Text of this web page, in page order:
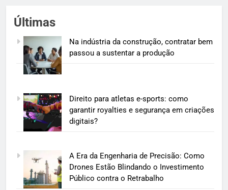
Últimas
Na indústria da construção, contratar bem
passou a sustentar a produção
Direito para atletas e-sports: como
garantir royalties e segurança em criações
digitais?
A Era da Engenharia de Precisão: Como
Drones Estão Blindando o Investimento
Público contra o Retrabalho